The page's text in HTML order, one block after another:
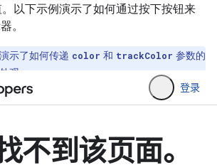
以下示例演示了如何通过按下按钮来
。
示了如何传递 color 和 trackColor 参数的
观。